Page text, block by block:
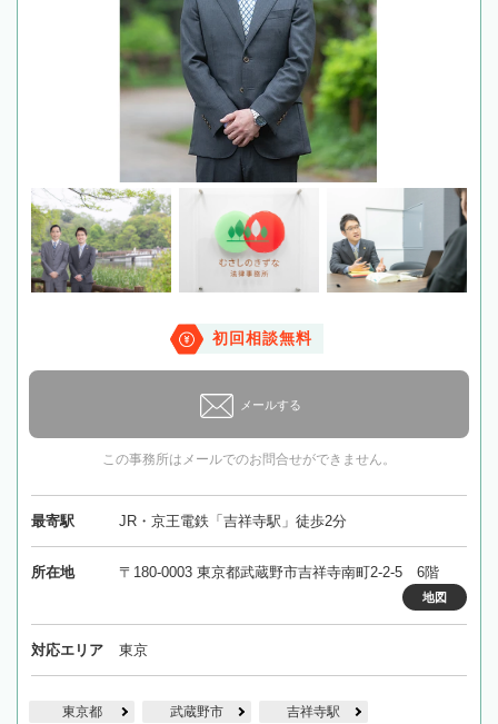
初回相談無料
メールする
この事務所はメールでのお問合せができません。
最寄駅 JR・京王電鉄「吉祥寺駅」徒歩2分
所在地 〒180-0003 東京都武蔵野市吉祥寺南町2-2-5 6階
地図
対応エリア 東京
東京都 武蔵野市 吉祥寺駅